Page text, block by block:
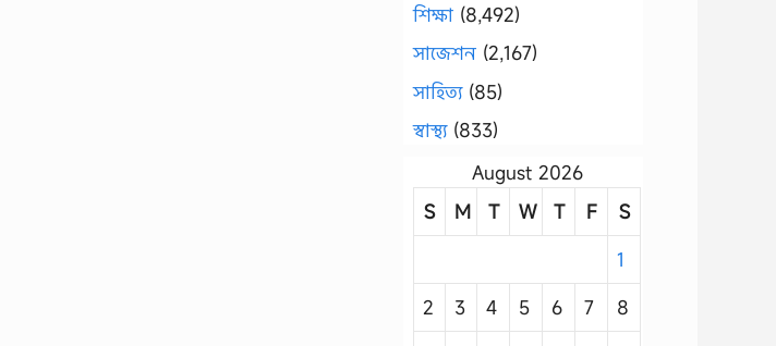
শিক্ষা (8,492)
সাজেশন (2,167)
সাহিত্য(85)
স্বাস্থ্য(833)
August 2026
S
M T W T F
S
1
2
3 4 5 6 7
8